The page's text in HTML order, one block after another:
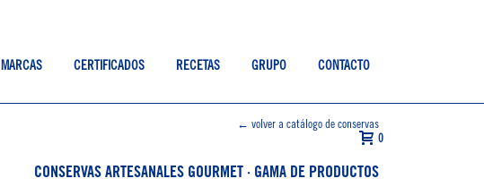
MARCAS CERTIFICADOS RECETAS GRUPO CONTACTO
0
← volver a catálogo de conservas
CONSERVAS ARTESANALES GOURMET · GAMA DE PRODUCTOS